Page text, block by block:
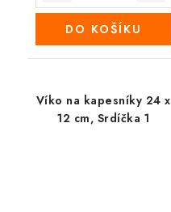
DO KOŠÍKU
Víko na kapesníky 24 x
12 cm, Srdíčka 1